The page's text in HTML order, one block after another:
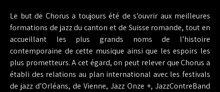
Le but de Chorus a toujours été de s’ouvrir aux meilleures
formations de jazz du canton et de Suisse romande, tout en
accueillant les plus grands noms de l’histoire
contemporaine de cette musique ainsi que les espoirs les
plus prometteurs. A cet égard, on peut relever que Chorus a
établi des relations au plan international avec les festivals
de jazz d’Orléans, de Vienne, Jazz Onze +, JazzContreBand